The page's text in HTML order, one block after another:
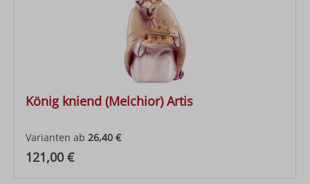
König kniend (Melchior) Artis
Varianten ab 26,40 €
Regulärer Preis:
121,00 €